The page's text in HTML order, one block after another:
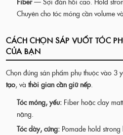
Chuyên cho tóc mỏng cần volume
CÁCH CHỌN SÁP VUỐT TÓC
CỦA BẠN
Chọn đúng sản phẩm phụ thuộc vào 3
tạo, và thời gian cần giữ nếp.
Tóc mỏng, yếu: Fiber hoặc clay
nặng.
Tóc dày, cứng: Pomade hold